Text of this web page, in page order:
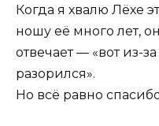
Когда я хвалю Лёхе
ношу её много лет,
отвечает — «вот из-
разорился».
Но всё равно